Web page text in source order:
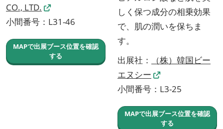
CO., LTD.
小間番号：L31-46
MAPで出展ブース位置を確認
する
しく保つ成分の相乗効果
で、肌の潤いを保ちま
す。
出展社：
（株）韓国ビー
エヌシー
小間番号：L3-25
MAPで出展ブース位置を確認
する